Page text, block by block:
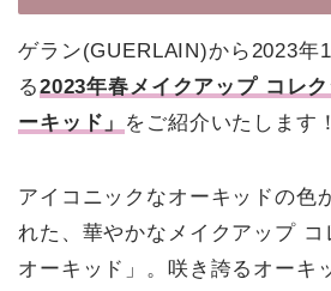
ゲラン(GUERLAIN)から2023年
る2023年春メイクアップ コレ
ーキッド」 をご紹介いたします！
アイコニックなオーキッドの色
れた、華やかなメイクアップ コ
オーキッド」。咲き誇るオーキ